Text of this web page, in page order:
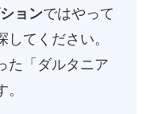
ョンではやって
てください。
た「ダルタニア